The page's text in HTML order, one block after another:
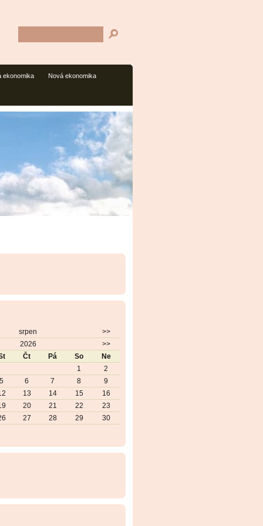
ekonomika Nová ekonomika
srpen
>>
2026
>>
Čt Pá So
Ne
1
2
5
6 7 8
9
13 14 15
16
20 21 22
23
27 28 29 30